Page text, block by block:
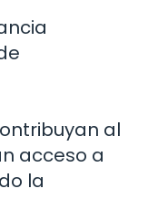
al
acceso a
la